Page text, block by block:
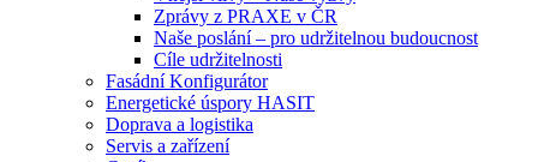
Zprávy z PRAXE v ČR
Naše poslání – pro udržitelnou budoucnost
Cíle udržitelnosti
Fasádní Konfigurátor
Energetické úspory HASIT
Doprava a logistika
Servis a zařízení